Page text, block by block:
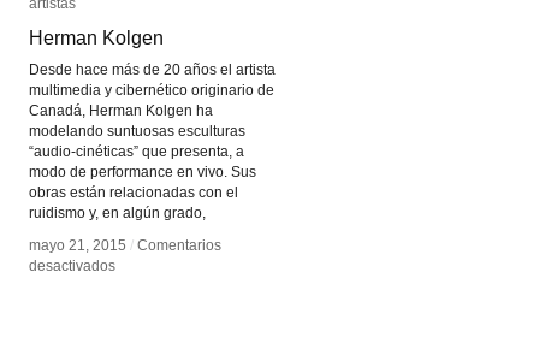
artistas
Herman Kolgen
Desde hace más de 20 años el artista
multimedia y cibernético originario de
Canadá, Herman Kolgen ha
modelando suntuosas esculturas
“audio-cinéticas” que presenta, a
modo de performance en vivo. Sus
obras están relacionadas con el
ruidismo y, en algún grado,
mayo 21, 2015 / Comentarios
desactivadosen
artistas
Herman Kolgen
mayo 21, 2015 / Comentarios
desactivadosen